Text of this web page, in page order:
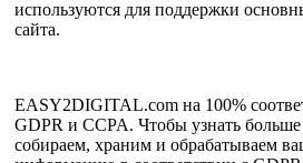
используются для поддержки
сайта.
EASY2DIGITAL.com на 100%
GDPR и CCPA. Чтобы узнать
собираем, храним и обрабатываем
Английский
упрощенный китайский
испанский
Французский
корейский